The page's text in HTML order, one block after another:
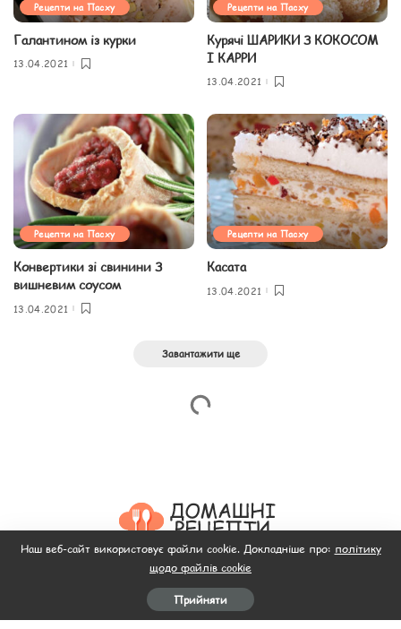
Рецепти на Пасху
Галантином із курки
13.04.2021
Рецепти на Пасху
Курячі ШАРИКИ З КОКОСОМ
І КАРРИ
13.04.2021
Рецепти на Пасху
Конвертики зі свинини З
вишневим соусом
13.04.2021
Рецепти на Пасху
Касата
13.04.2021
Завантажити ще
Рецепти салатів
М’ясо
Наш веб-сайт використовує файли cookie. Докладніше про: політику
щодо файлів cookie
Прийняти